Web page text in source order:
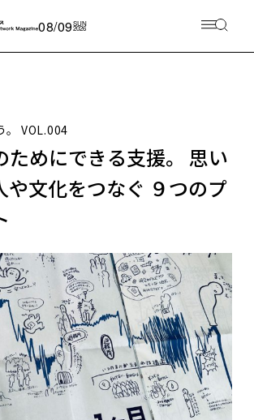
08/09SUN
2026
VOL.004
ためにできる支援。 思い
や文化をつなぐ ９つのプ